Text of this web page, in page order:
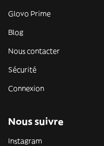
Glovo Prime
Blog
Nous contacter
Sécurité
Connexion
Nous suivre
Instagram